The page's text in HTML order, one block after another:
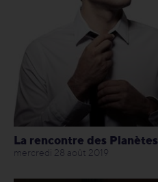
La rencontre des Planètes
mercredi 28 août 2019